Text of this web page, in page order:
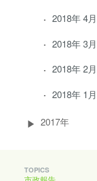
2018年 4月
2018年 3月
2018年 2月
2018年 1月
2017年
TOPICS